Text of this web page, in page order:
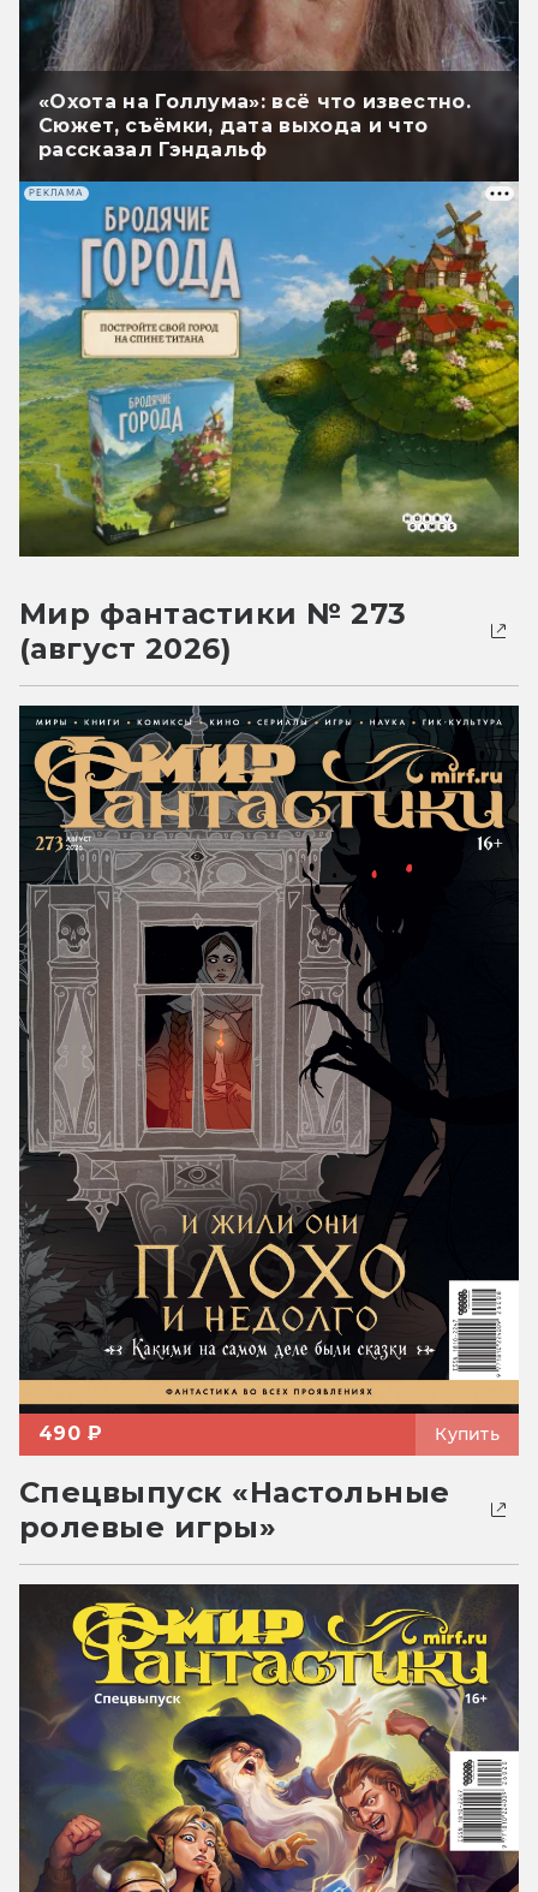
«Охота на Голлума»: всё что известно.
Сюжет, съёмки, дата выхода и что
рассказал Гэндальф
РЕКЛАМА
Мир фантастики № 273
(август 2026)
490 ₽ Купить
Спецвыпуск «Настольные
ролевые игры»